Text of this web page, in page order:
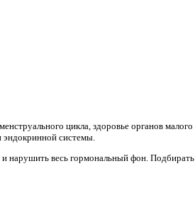
цикла, здоровье органов малого
эндокринной системы.
и нарушить весь гормональный фон. Подбирать